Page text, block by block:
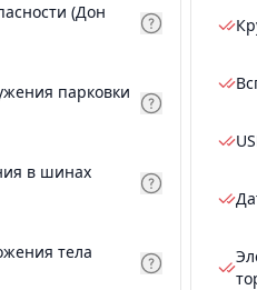
(Дон
парковки
в шинах
тела